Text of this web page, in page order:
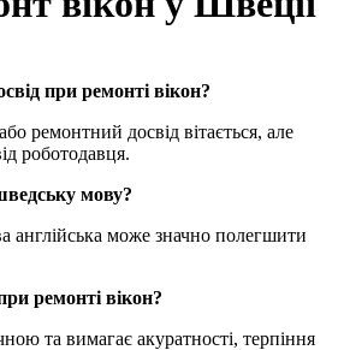
при ремонті вікон?
ремонтний досвід вітається, але
роботодавця.
мову?
англійська може значно полегшити
ремонті вікон?
та вимагає акуратності, терпіння